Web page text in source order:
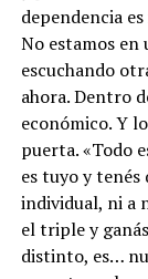
dependencia
No estamos
escuchando
ahora. Dentro
económico. Y
puerta. «Todo
es tuyo y tenés
individual, ni a
el triple y
distinto, es…